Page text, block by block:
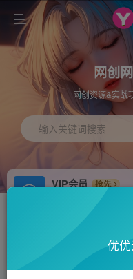
网创
网创资源&实战
输入关键词搜索
VIP会员
抢先
免费下载全站资源
站长V：hu91275
优